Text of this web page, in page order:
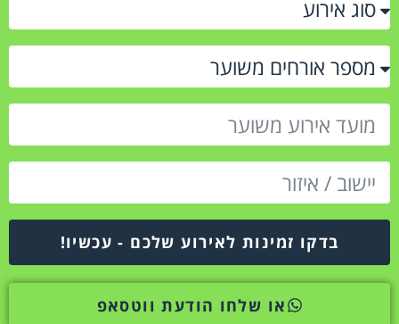
בדקו זמינות לאירוע שלכם - עכשיו!
או שלחו הודעת ווטסאפ